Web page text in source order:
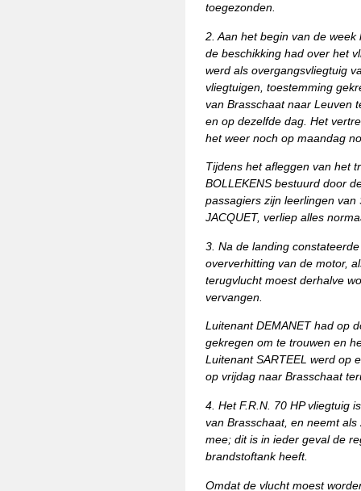
toegezonden.
2. Aan het begin van de
de beschikking had over het
werd als overgangsvliegtuig
vliegtuigen, toestemming
van Brasschaat naar Leuven
en op dezelfde dag. Het
het weer noch op maandag
Tijdens het afleggen van het
BOLLEKENS bestuurd door
passagiers zijn leerlingen van
JACQUET, verliep alles
3. Na de landing
oververhitting van de motor,
terugvlucht moest derhalve
vervangen.
Luitenant DEMANET had op
gekregen om te trouwen en
Luitenant SARTEEL werd op
op vrijdag naar Brasschaat
4. Het F.R.N. 70 HP vliegtuig
van Brasschaat, en neemt
mee; dit is in ieder geval de
brandstoftank heeft.
Omdat de vlucht moest